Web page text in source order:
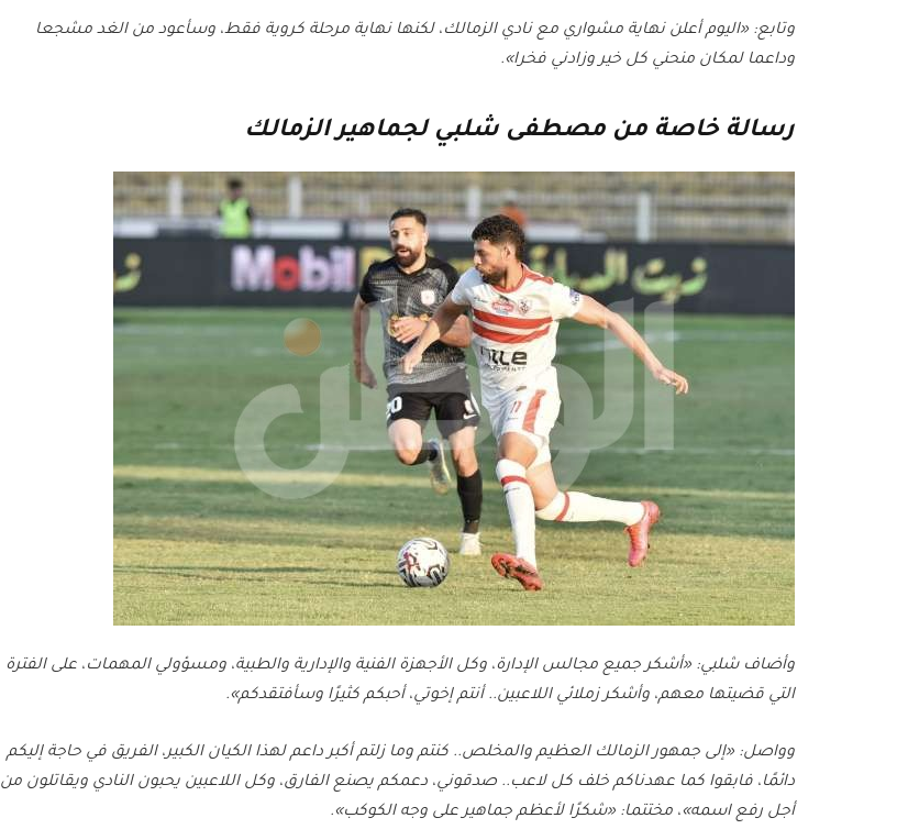
وتابع: «اليوم أعلن نهاية مشواري مع نادي الزمالك، لكنها نهاية مرحلة كروية فقط، وسأعود من الغد مشجعا
وداعما لمكان منحني كل خير وزادني فخرا».
رسالة خاصة من مصطفى شلبي لجماهير الزمالك
وأضاف شلبي: «أشكر جميع مجالس الإدارة، وكل الأجهزة الفنية والإدارية والطبية، ومسؤولي المهمات، على الفترة
التي قضيتها معهم، وأشكر زملائي اللاعبين.. أنتم إخوتي، أحبكم كثيرًا وسأفتقدكم».
وواصل: «إلى جمهور الزمالك العظيم والمخلص.. كنتم وما زلتم أكبر داعم لهذا الكيان الكبير، الفريق في حاجة إليكم
دائمًا، فابقوا كما عهدناكم خلف كل لاعب.. صدقوني، دعمكم يصنع الفارق، وكل اللاعبين يحبون النادي ويقاتلون من
أجل رفع اسمه»، مختتما: «شكرًا لأعظم جماهير على وجه الكوكب».